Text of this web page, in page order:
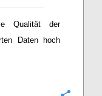
Qualität der
Daten hoch